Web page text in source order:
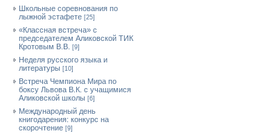
Школьные соревнования по
лыжной эстафете [25]
«Классная встреча» с
председателем Аликовской ТИК
Кротовым В.В.
[9]
Неделя русского языка и
литературы [10]
Встреча Чемпиона Мира по
боксу Львова В.К. с учащимися
Аликовской школы [6]
Международный день
книгодарения: конкурс на
скорочтение [9]